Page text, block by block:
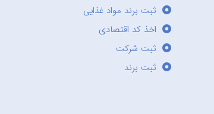
ثبت برند مواد غذایی
اخذ کد اقتصادی
ثبت شرکت
ثبت برند